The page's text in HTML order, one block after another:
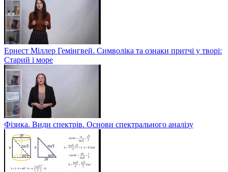
Ернест Міллер Гемінгвей. Символіка та ознаки притчі у творі:
Старий і море
Фізика. Види спектрів. Основи спектрального аналізу